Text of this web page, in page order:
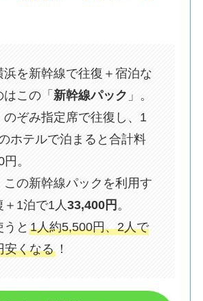
浜を新幹線で往復＋宿泊な
はこの「新幹線パック 」。
のぞみ指定席で往復し、1
ホテルで泊まると合計料
。
この新幹線パックを利用す
＋1泊で1人33,400円 。
うと1人約5,500円、2人で
安くなる ！